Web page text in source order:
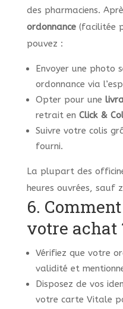
des pharmaciens.
ordonnance(facilitée
pouvez :
Envoyer une photo
ordonnance via
Opter pour une
retrait en Click &
Suivre votre colis
fourni.
La plupart des
heures ouvrées, sauf
6.
votre achat
Vérifiez que votre
validité et
Disposez de vos
votre carte Vitale